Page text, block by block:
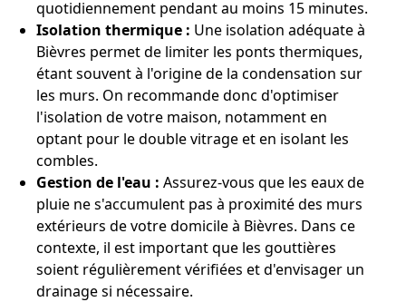
quotidiennement pendant au moins 15 minutes.
Isolation thermique : Une isolation adéquate à
Bièvres permet de limiter les ponts thermiques,
étant souvent à l'origine de la condensation sur
les murs. On recommande donc d'optimiser
l'isolation de votre maison, notamment en
optant pour le double vitrage et en isolant les
combles.
Gestion de l'eau : Assurez-vous que les eaux de
pluie ne s'accumulent pas à proximité des murs
extérieurs de votre domicile à Bièvres. Dans ce
contexte, il est important que les gouttières
soient régulièrement vérifiées et d'envisager un
drainage si nécessaire.